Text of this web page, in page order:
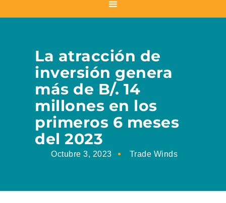
La atracción de
inversión genera
más de B/. 14
millones en los
primeros 6 meses
del 2023
Octubre 3, 2023 Trade Winds